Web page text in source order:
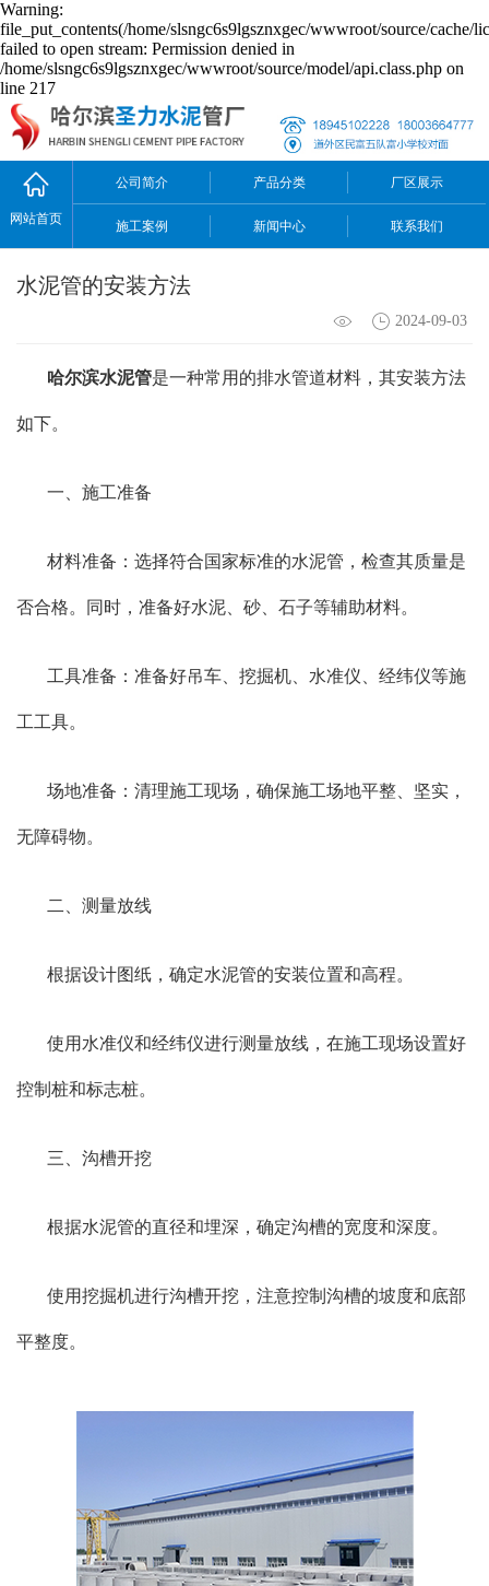
Warning:
file_put_contents(/home/slsngc6s9lgsznxgec/wwwroot/source/cache/
failed to open stream: Permission denied in
/home/slsngc6s9lgsznxgec/wwwroot/source/model/api.class.php on
line 217
网站首页
公司简介 产品分类 厂区展示
施工案例 新闻中心 联系我们
水泥管的安装方法
2024-09-03
哈尔滨水泥管是一种常用的排水管道材料，其安装方法
如下。
一、施工准备
材料准备：选择符合国家标准的水泥管，检查其质量是
否合格。同时，准备好水泥、砂、石子等辅助材料。
工具准备：准备好吊车、挖掘机、水准仪、经纬仪等施
工工具。
场地准备：清理施工现场，确保施工场地平整、坚实，
无障碍物。
二、测量放线
根据设计图纸，确定水泥管的安装位置和高程。
使用水准仪和经纬仪进行测量放线，在施工现场设置好
控制桩和标志桩。
三、沟槽开挖
根据水泥管的直径和埋深，确定沟槽的宽度和深度。
使用挖掘机进行沟槽开挖，注意控制沟槽的坡度和底部
平整度。